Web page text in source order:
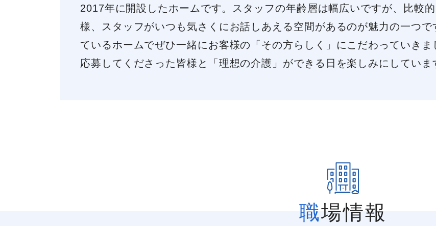
2017年に開設したホームです。スタッフの年齢層は幅広いですが、比較
様、スタッフがいつも気さくにお話しあえる空間があるのが魅力の一つ
ているホームでぜひ一緒にお客様の「その方らしく」にこだわっていきま
応募してくださった皆様と「理想の介護」ができる日を楽しみにしていま
職場情報